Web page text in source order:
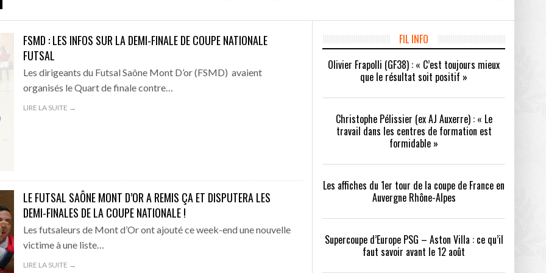
de la coupe de France en Auvergne Rhône-Alpes
PSG – Aston Villa : ce qu’il faut savoir avant le 12 août - 24/07/2026
District exempts du 1er tour de la coupe de France en LAURA Foot - 24/07/2026
sports de combat : sécurité, performance et confort avant tout - 21/07/2026
– 2027 des trois groupes de National 1 sont connus
attaquant en approche au FC Bourgoin-Jallieu
avalanche de buts et spectacle : le match de gala de la Yeti’s Cup a tenu toutes ses promesses - 04/07/2026
AUXERRE) : « LE
FORMATION
LES AFFICHES DU 1ER TOUR DE LA COUPE DE
FRANCE EN AUVERGNE RHÔNE-ALPES
SUPERCOUPE D’EUROPE PSG – ASTON VILLA :
QUI SONT LES CLUBS DE DISTRICT EXEMPTS
DU 1ER TOUR DE LA COUPE DE FRANCE EN
LAURA FOOT
FSMD : LES INFOS SUR LA DEMI-FINALE DE COUPE NATIONALE
FUTSAL
Les dirigeants du Futsal Saône Mont D’or (FSMD) avaient
organisés le Quart de finale contre…
LIRE LA SUITE →
LE FUTSAL SAÔNE MONT D’OR A REMIS ÇA ET DISPUTERA LES
DEMI-FINALES DE LA COUPE NATIONALE !
Les futsaleurs de Mont d’Or ont ajouté ce week-end une nouvelle
victime à une liste…
LIRE LA SUITE →
FIL INFO
Olivier Frapolli (GF38) : « C’est toujours mieux
que le résultat soit positif »
Christophe Pélissier (ex AJ Auxerre) : « Le
travail dans les centres de formation est
formidable »
Les affiches du 1er tour de la coupe de France en
Auvergne Rhône-Alpes
Supercoupe d’Europe PSG – Aston Villa : ce qu’il
faut savoir avant le 12 août